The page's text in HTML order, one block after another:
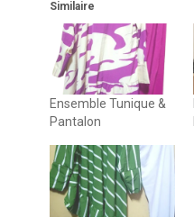
Similaire
Ensemble Tunique &
Pantalon